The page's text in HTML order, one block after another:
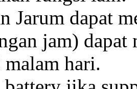
Jarum dapat
jam) dapat
hari.